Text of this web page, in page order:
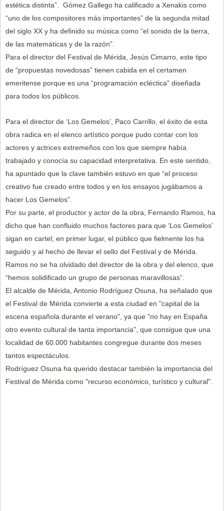
estética distinta”. Gómez Gallego ha calificado a Xenakis como
“uno de los compositores más importantes” de la segunda mitad
del siglo XX y ha definido su música como “el sonido de la tierra,
de las matemáticas y de la razón”.
Para el director del Festival de Mérida, Jesús Cimarro, este tipo
de “propuestas novedosas” tienen cabida en el certamen
emeritense porque es una “programación ecléctica” diseñada
para todos los públicos.
Para el director de ‘Los Gemelos’, Paco Carrillo, el éxito de esta
obra radica en el elenco artístico porque pudo contar con los
actores y actrices extremeños con los que siempre había
trabajado y conocía su capacidad interpretativa. En este sentido,
ha apuntado que la clave también estuvo en que “el proceso
creativo fue creado entre todos y en los ensayos jugábamos a
hacer Los Gemelos”.
Por su parte, el productor y actor de la obra, Fernando Ramos, ha
dicho que han confluido muchos factores para que ‘Los Gemelos’
sigan en cartel; en primer lugar, el público que fielmente los ha
seguido y al hecho de llevar el sello del Festival y de Mérida.
Ramos no se ha olvidado del director de la obra y del elenco, que
“hemos solidificado un grupo de personas maravillosas”.
El alcalde de Mérida, Antonio Rodríguez Osuna, ha señalado que
el Festival de Mérida convierte a esta ciudad en "capital de la
escena española durante el verano", ya que "no hay en España
otro evento cultural de tanta importancia", que consigue que una
localidad de 60.000 habitantes congregue durante dos meses
tantos espectáculos.
Rodríguez Osuna ha querido destacar también la importancia del
Festival de Mérida como "recurso económico, turístico y cultural".